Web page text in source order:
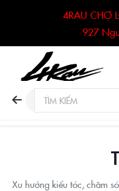
4RAU CHỢ
927
Xu hướng kiểu tóc, chăm